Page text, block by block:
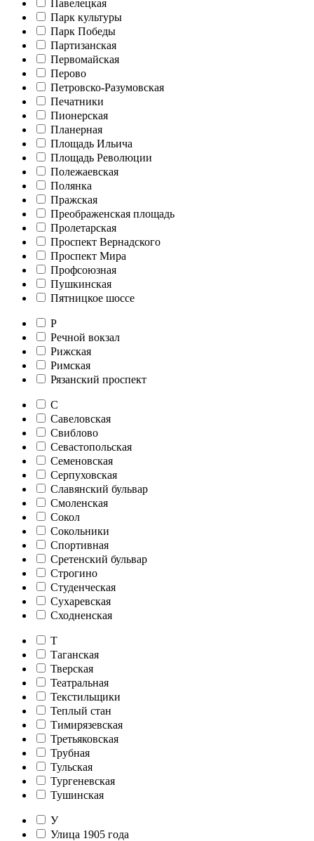
Павелецкая
Парк культуры
Парк Победы
Партизанская
Первомайская
Перово
Петровско-Разумовская
Печатники
Пионерская
Планерная
Площадь Ильича
Площадь Революции
Полежаевская
Полянка
Пражская
Преображенская площадь
Пролетарская
Проспект Вернадского
Проспект Мира
Профсоюзная
Пушкинская
Пятницкое шоссе
Р
Речной вокзал
Рижская
Римская
Рязанский проспект
С
Савеловская
Свиблово
Севастопольская
Семеновская
Серпуховская
Славянский бульвар
Смоленская
Сокол
Сокольники
Спортивная
Сретенский бульвар
Строгино
Студенческая
Сухаревская
Сходненская
Т
Таганская
Тверская
Театральная
Текстильщики
Теплый стан
Тимирязевская
Третьяковская
Трубная
Тульская
Тургеневская
Тушинская
У
Улица 1905 года